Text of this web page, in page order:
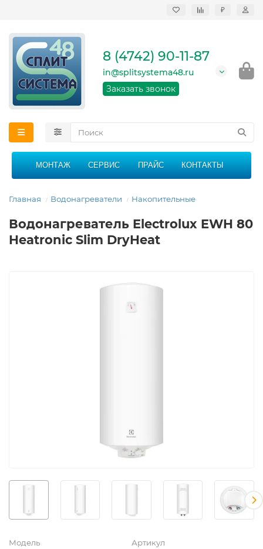
₽
кондиционеров в
области
График работы: 9:00 -
21:00 без перерыва и
8 (4742) 90-11-87
in@splitsystema48.ru
Заказать звонок
МОНТАЖ СЕРВИС ПРАЙС КОНТАКТЫ
Главная Водонагреватели Накопительные
Водонагреватель Electrolux EWH 80
Heatronic Slim DryHeat
Модель Артикул